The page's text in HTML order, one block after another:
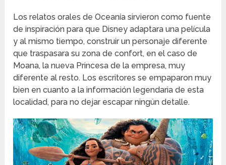
Los relatos orales de Oceanía sirvieron como fuente
de inspiración para que Disney adaptara una película
y al mismo tiempo, construir un personaje diferente
que traspasara su zona de confort, en el caso de
Moana, la nueva Princesa de la empresa, muy
diferente al resto. Los escritores se empaparon muy
bien en cuanto a la información legendaria de esta
localidad, para no dejar escapar ningún detalle.